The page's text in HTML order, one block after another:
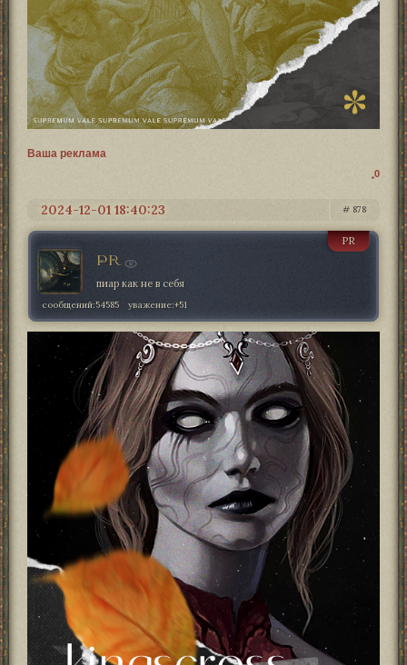
Ваша реклама
0
878
2024-12-01 18:40:23
PR
PR
пиар как не в себя
сообщений:54585 уважение:+51